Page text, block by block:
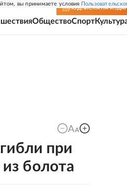
вы принимаете условия
ПОДПИСКА НА
ОбществоСпорт
при
болота